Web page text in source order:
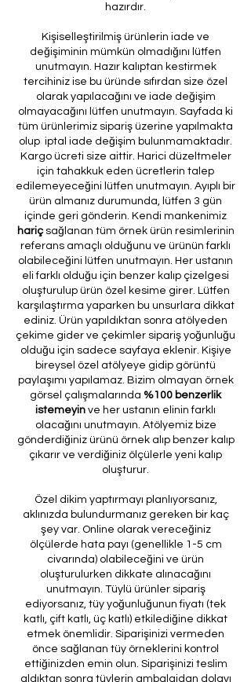
hazırdır.
Kişiselleştirilmiş ürünlerin iade ve
değişiminin mümkün olmadığını lütfen
unutmayın. Hazır kalıptan kestirmek
tercihiniz ise bu üründe sıfırdan size özel
olarak yapılacağını ve iade değişim
olmayacağını lütfen unutmayın. Sayfada ki
tüm ürünlerimiz sipariş üzerine yapılmakta
olup iptal iade değişim bulunmamaktadır.
Kargo ücreti size aittir. Harici düzeltmeler
için tahakkuk eden ücretlerin talep
edilemeyeceğini lütfen unutmayın. Ayıplı bir
ürün almanız durumunda, lütfen 3 gün
içinde geri gönderin. Kendi mankenimiz
hariçsağlanan tüm örnek ürün resimlerinin
referans amaçlı olduğunu ve ürünün farklı
olabileceğini lütfen unutmayın. Her ustanın
eli farklı olduğu için benzer kalıp çizelgesi
oluşturulup ürün özel kesime girer. Lütfen
karşılaştırma yaparken bu unsurlara dikkat
ediniz. Ürün yapıldıktan sonra atölyeden
çekime gider ve çekimler sipariş yoğunluğu
olduğu için sadece sayfaya eklenir. Kişiye
bireysel özel atölyeye gidip görüntü
paylaşımı yapılamaz. Bizim olmayan örnek
görsel çalışmalarında %100 benzerlik
istemeyin ve her ustanın elinin farklı
olacağını unutmayın. Atölyemiz bize
gönderdiğiniz ürünü örnek alıp benzer kalıp
çıkarır ve verdiğiniz ölçülerle yeni kalıp
oluşturur.
Özel dikim yaptırmayı planlıyorsanız,
aklınızda bulundurmanız gereken bir kaç
şey var. Online olarak vereceğiniz
ölçülerde hata payı (genellikle 1-5 cm
civarında) olabileceğini ve ürün
oluşturulurken dikkate alınacağını
unutmayın. Tüylü ürünler sipariş
ediyorsanız, tüy yoğunluğunun fiyatı (tek
katlı, çift katlı, üç katlı) etkilediğine dikkat
etmek önemlidir. Siparişinizi vermeden
önce sağlanan tüy örneklerini kontrol
ettiğinizden emin olun. Siparişinizi teslim
aldıktan sonra tüylerin ambalajdan dolayı